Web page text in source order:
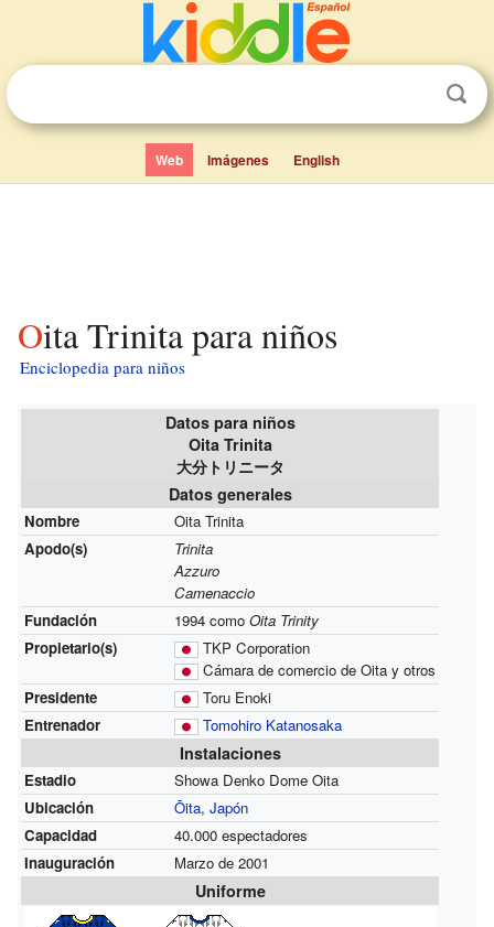
Web Imágenes English
Oita Trinita para niños
Enciclopedia para niños
Datos para niños
Oita Trinita
大分トリニータ
Datos generales
Nombre
Oita Trinita
Apodo(s)
Trinita
Azzuro
Camenaccio
Fundación
1994 como Oita Trinity
Propietario(s)
TKP Corporation
Cámara de comercio de Oita y otros
Presidente
Toru Enoki
Entrenador
Tomohiro Katanosaka
Instalaciones
Estadio
Showa Denko Dome Oita
Ubicación
Ōita, Japón
Capacidad
40.000 espectadores
Inauguración
Marzo de 2001
Uniforme